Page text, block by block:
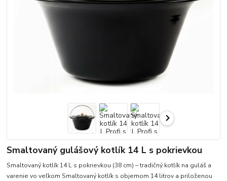
Smaltovaný gulášový kotlík 14 L s pokrievkou
Smaltovaný kotlík 14 L s pokrievkou (38 cm) – tradičný kotlík na guláš a
varenie vo veľkom Smaltovaný kotlík s objemom 14 litrov a priloženou